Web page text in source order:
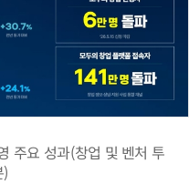
주요 성과(창업 및 벤처 투